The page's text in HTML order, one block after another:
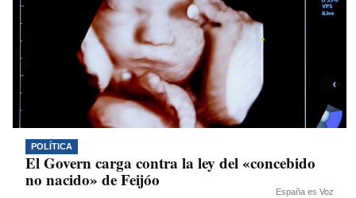
POLÍTICA
El Govern carga contra la ley del «concebido
no nacido» de Feijóo
España es Voz